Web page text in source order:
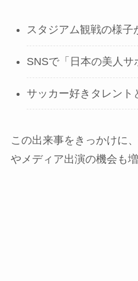
スタジアム観戦の様子
SNSで「日本の美人
サッカー好きタレント
この出来事をきっかけに
やメディア出演の機会も